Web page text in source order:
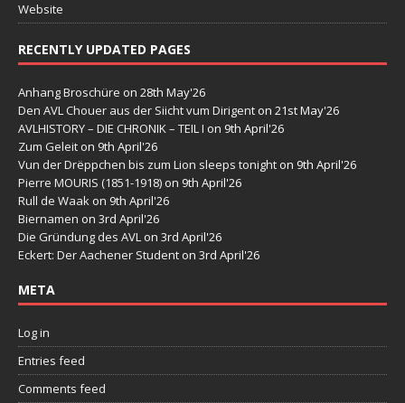
Website
RECENTLY UPDATED PAGES
Anhang Broschüre on 28th May'26
Den AVL Chouer aus der Siicht vum Dirigent on 21st May'26
AVLHISTORY – DIE CHRONIK – TEIL I on 9th April'26
Zum Geleit on 9th April'26
Vun der Drëppchen bis zum Lion sleeps tonight on 9th April'26
Pierre MOURIS (1851-1918) on 9th April'26
Rull de Waak on 9th April'26
Biernamen on 3rd April'26
Die Gründung des AVL on 3rd April'26
Eckert: Der Aachener Student on 3rd April'26
META
Log in
Entries feed
Comments feed